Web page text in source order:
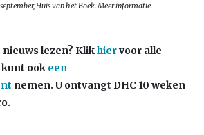
september, Huis van het Boek. Meer informatie
lezen? Klikhiervoor alle
ook een
nemen. U ontvangt DHC 10 weken